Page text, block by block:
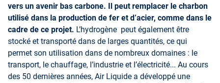
vers un avenir bas carbone. Il peut remplacer le charbon
utilisé dans la production de fer et d’acier, comme dans le
cadre de ce projet. L’hydrogène peut également être
stocké et transporté dans de larges quantités, ce qui
permet son utilisation dans de nombreux domaines : le
transport, le chauffage, l’industrie et l’électricité... Au cours
des 50 dernières années, Air Liquide a développé une